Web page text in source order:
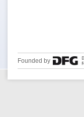
Founded by